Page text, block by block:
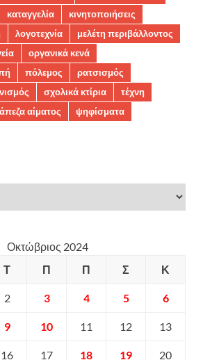
καταγγελία
κινητοποιήσεις
λογοτεχνία
μελέτη περιβάλλοντος
οργανικά κενά
πόλεμος
ρατσισμός
σχολικά κτίρια
τέχνη
αίματος ψηφίσματα
Οκτώβριος 2024
Τ Π Π Σ Κ
2 3 4 5 6
9 10 11 12 13
16 17 18 19 20